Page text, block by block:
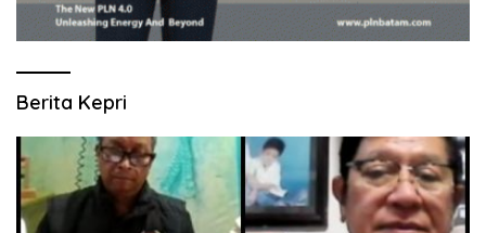
Berita Kepri